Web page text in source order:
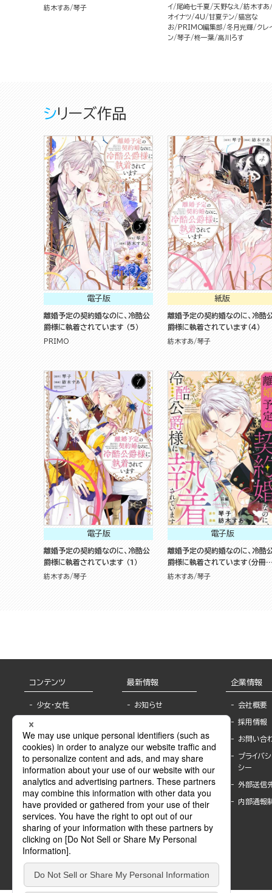
紡木すあ 琴子
イ
尾崎七千夏 天野なえ
紡木すあ
オイナツ 4U 甘夏テン 猫宮な
お
PRIMO編集部 冬月光輝
クレ
ン 琴子 柊一葉 高川ろす
シリーズ作品
電子版
離婚予定の契約婚なのに、冷酷公
爵様に執着されています （5）
PRIMO
紙版
離婚予定の契約婚なのに、冷酷
爵様に執着されています（４）
紡木すあ 琴子
電子版
離婚予定の契約婚なのに、冷酷公
爵様に執着されています （1）
紡木すあ 琴子
電子版
離婚予定の契約婚なのに、冷酷
爵様に執着されています（分冊版
前編
紡木すあ 琴子
コンテンツ
少女・女性
BL
ライトノベル
青年・一般
グラビア・写真
モーター誌
SPECIAL
Sublicense
最新情報
お知らせ
報
書店様へ
海外ライセンシー
公式SNSアカウ
ント
作家一覧
Keyword list
Author list
企業情報
会社概要
採用情報
お問い合
プライバ
シー
外部送信
内部通報